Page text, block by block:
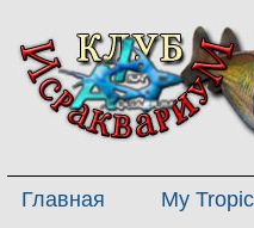
Главная My